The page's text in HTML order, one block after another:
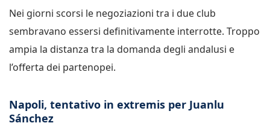
Nei giorni scorsi le negoziazioni tra i due club
sembravano essersi definitivamente interrotte. Troppo
ampia la distanza tra la domanda degli andalusi e
l’offerta dei partenopei.
Napoli, tentativo in extremis per Juanlu
Sánchez